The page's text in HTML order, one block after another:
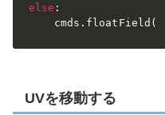
else :
	cmds
. floatField (
UVを移動する